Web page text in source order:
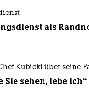
als
Kubicki über seine
Sie sehen, lebe ich“